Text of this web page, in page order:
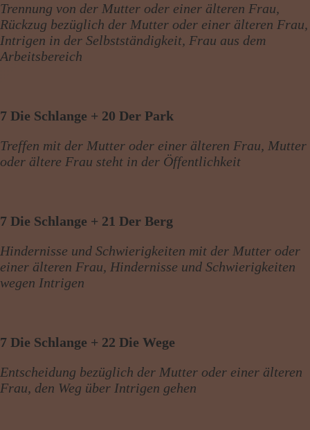
Trennung von der Mutter oder einer älteren Frau,
Rückzug bezüglich der Mutter oder einer älteren Frau,
Intrigen in der Selbstständigkeit, Frau aus dem
Arbeitsbereich
7 Die Schlange + 20 Der Park
Treffen mit der Mutter oder einer älteren Frau, Mutter
oder ältere Frau steht in der Öffentlichkeit
7 Die Schlange + 21 Der Berg
Hindernisse und Schwierigkeiten mit der Mutter oder
einer älteren Frau, Hindernisse und Schwierigkeiten
wegen Intrigen
7 Die Schlange + 22 Die Wege
Entscheidung bezüglich der Mutter oder einer älteren
Frau, den Weg über Intrigen gehen